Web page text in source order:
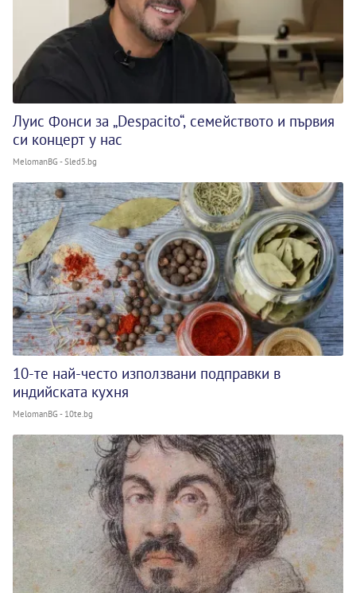
Луис Фонси за „Despacito“, семейството и първия
си концерт у нас
MelomanBG - Sled5.bg
10-те най-често използвани подправки в
индийската кухня
MelomanBG - 10te.bg